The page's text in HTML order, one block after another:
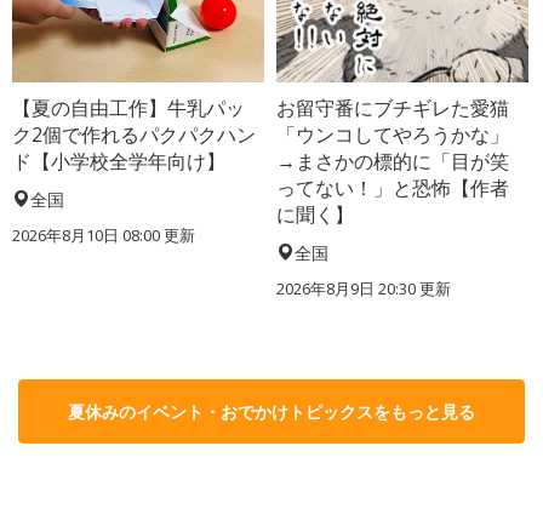
【夏の自由工作】牛乳パッ
ク2個で作れるパクパクハン
ド【小学校全学年向け】
全国
2026年8月10日 08:00更新
お留守番にブチギレた愛猫
「ウンコしてやろうかな」
→まさかの標的に「目が笑
ってない！」と恐怖【作者
に聞く】
全国
2026年8月9日 20:30更新
夏休みのイベント・おでかけトピックスをもっと見る